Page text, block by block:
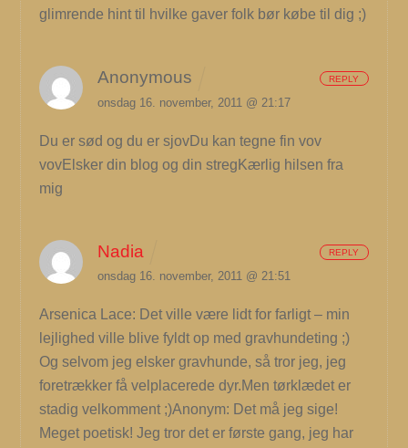
glimrende hint til hvilke gaver folk bør købe til dig ;)
Anonymous
onsdag 16. november, 2011 @ 21:17
Du er sød og du er sjovDu kan tegne fin vov
vovElsker din blog og din stregKærlig hilsen fra
mig
REPLY
Nadia
onsdag 16. november, 2011 @ 21:51
Arsenica Lace: Det ville være lidt for farligt – min
lejlighed ville blive fyldt op med gravhundeting ;)
Og selvom jeg elsker gravhunde, så tror jeg, jeg
foretrækker få velplacerede dyr.Men tørklædet er
stadig velkomment ;)Anonym: Det må jeg sige!
Meget poetisk! Jeg tror det er første gang, jeg har
REPLY